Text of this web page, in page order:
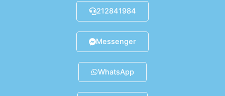
212841984
Messenger
WhatsApp